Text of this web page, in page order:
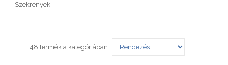
Szekrények
48 termék a kategóriában